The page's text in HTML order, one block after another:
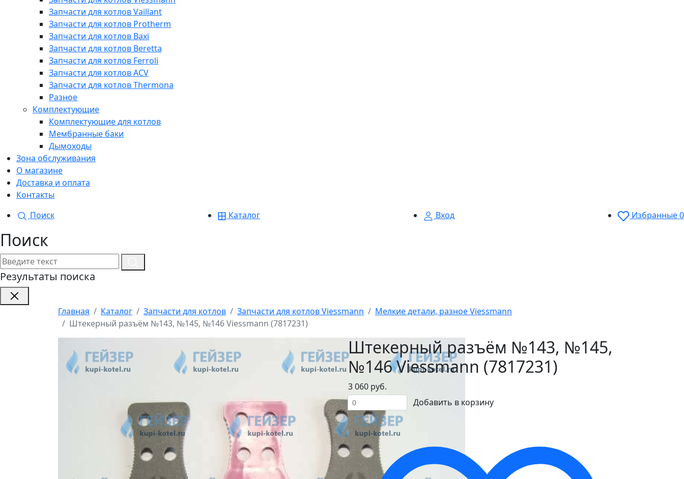
Запчасти для котлов Vaillant
Запчасти для котлов Protherm
Запчасти для котлов Baxi
Запчасти для котлов Beretta
Запчасти для котлов Ferroli
Запчасти для котлов ACV
Запчасти для котлов Thermona
Разное
Комплектующие
Комплектующие для котлов
Мембранные баки
Дымоходы
Зона обслуживания
О магазине
Доставка и оплата
Контакты
Поиск
Каталог Вход Избранные0
Поиск
Результаты поиска
Главная Каталог Запчасти для котлов Запчасти для котлов Viessmann
Мелкие детали, разное Viessmann
Штекерный разъём №143, №145, №146 Viessmann (7817231)
Штекерный разъём №143, №145,
№146 Viessmann (7817231)
3 060 руб.
Добавить в корзину